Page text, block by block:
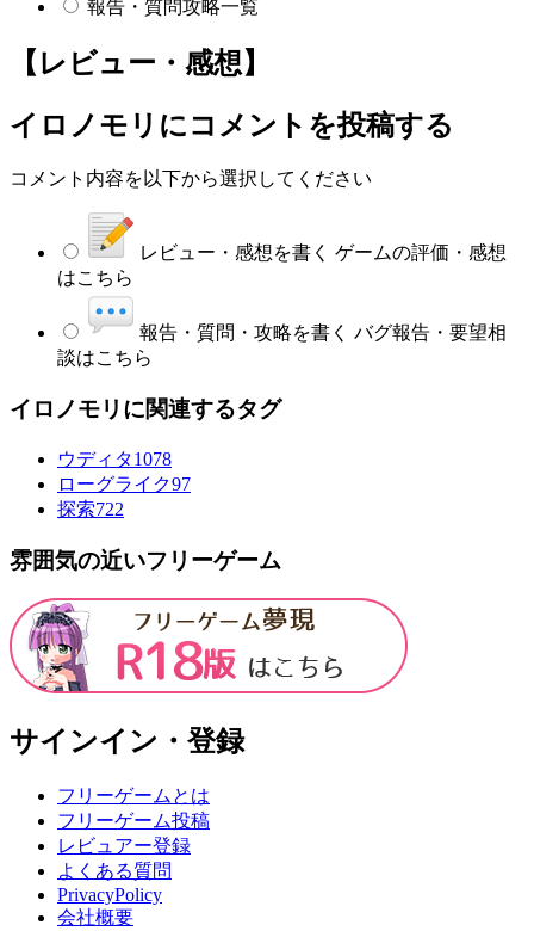
報告・質問攻略一覧
【レビュー・感想】
イロノモリ にコメントを投稿する
コメント内容を以下から選択してください
レビュー・感想を書く ゲームの評価・感想
はこちら
報告・質問・攻略を書く バグ報告・要望相
談はこちら
イロノモリに関連するタグ
ウディタ1078
ローグライク97
探索722
雰囲気の近いフリーゲーム
サインイン・登録
フリーゲームとは
フリーゲーム投稿
レビュアー登録
よくある質問
PrivacyPolicy
会社概要